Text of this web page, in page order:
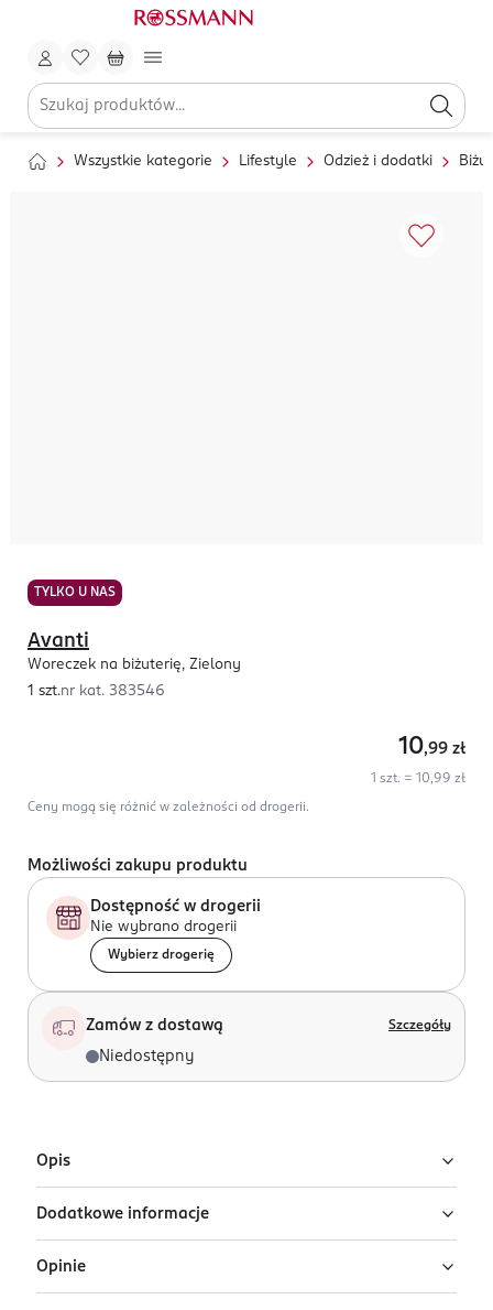
Wszystkie kategorie Lifestyle Odzież i dodatki
TYLKO U NAS
Avanti
Woreczek na biżuterię, Zielony
1 szt.nr kat. 383546
10,99 zł
1 szt. = 10,99 zł
Ceny mogą się różnić w zależności od drogerii.
Możliwości zakupu produktu
Dostępność w drogerii
Nie wybrano drogerii
Wybierz drogerię
Zamów z dostawą Szczegóły
Niedostępny
Opis
Woreczek na biżuterię.
Dodatkowe informacje
PRODUCENT/PODMIOT ODPOWIEDZIALNY
Avanti – Marczyk Sp.J.
Opinie